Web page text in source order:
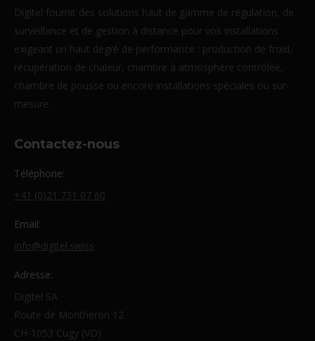
Digitel fournit des solutions haut de gamme de régulation, de
surveillance et de gestion à distance pour vos installations
exigeant un haut degré de performance : production de froid,
récupération de chaleur, chambre à atmosphère contrôlée,
chambre de pousse ou encore installations spéciales ou sur-
mesure.
Contactez-nous
Téléphone:
+41 (0)21 731 07 60
Email:
info@digitel.swiss
Adresse:
Digitel SA
Route de Montheron 12
CH-1053 Cugy (VD)